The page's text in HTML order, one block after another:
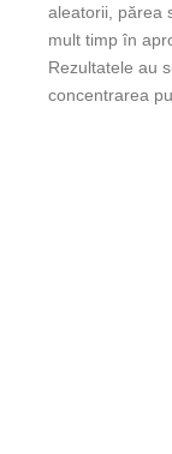
aleatorii, părea
mult timp în
Rezultatele au
concentrarea